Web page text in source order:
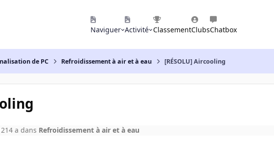
Naviguer Activité ClassementClubsChatbox
de PC Refroidissement à air et à eau [RÉSOLU] Aircooling
14 a dans Refroidissement à air et à eau